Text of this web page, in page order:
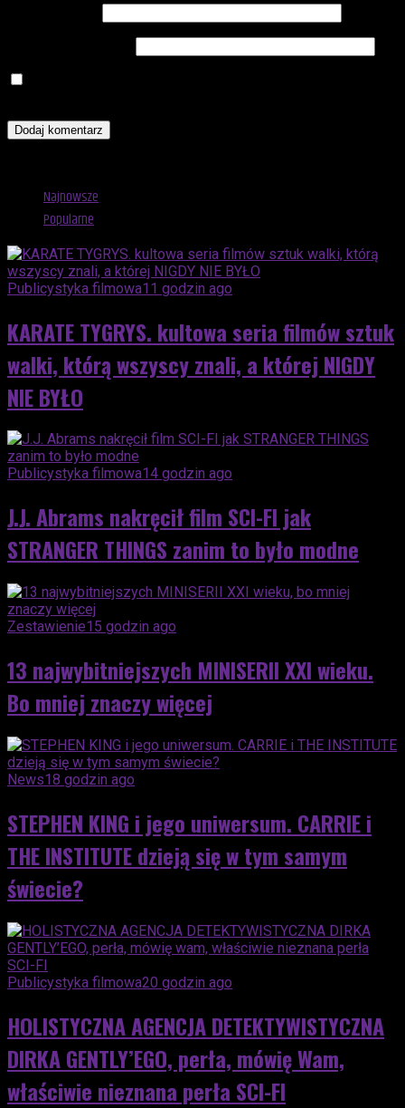
Najnowsze
Popularne
Publicystyka filmowa11 godzin ago
KARATE TYGRYS. kultowa seria filmów sztuk
walki, którą wszyscy znali, a której NIGDY
NIE BYŁO
Publicystyka filmowa14 godzin ago
J.J. Abrams nakręcił film SCI-FI jak
STRANGER THINGS zanim to było modne
Zestawienie15 godzin ago
13 najwybitniejszych MINISERII XXI wieku.
Bo mniej znaczy więcej
News18 godzin ago
STEPHEN KING i jego uniwersum. CARRIE i
THE INSTITUTE dzieją się w tym samym
świecie?
Publicystyka filmowa20 godzin ago
HOLISTYCZNA AGENCJA DETEKTYWISTYCZNA
DIRKA GENTLY’EGO, perła, mówię Wam,
właściwie nieznana perła SCI-FI